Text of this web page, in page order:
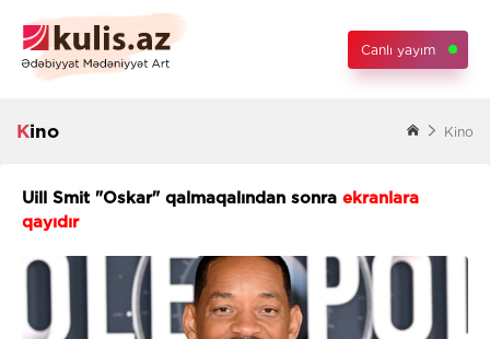
Canlı yayım
Kino Kino
Uill Smit "Oskar" qalmaqalından sonra ekranlara
qayıdır